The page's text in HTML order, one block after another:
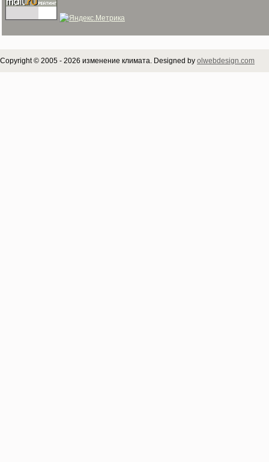
Copyright © 2005 - 2026 изменение климата. Designed by olwebdesign.com